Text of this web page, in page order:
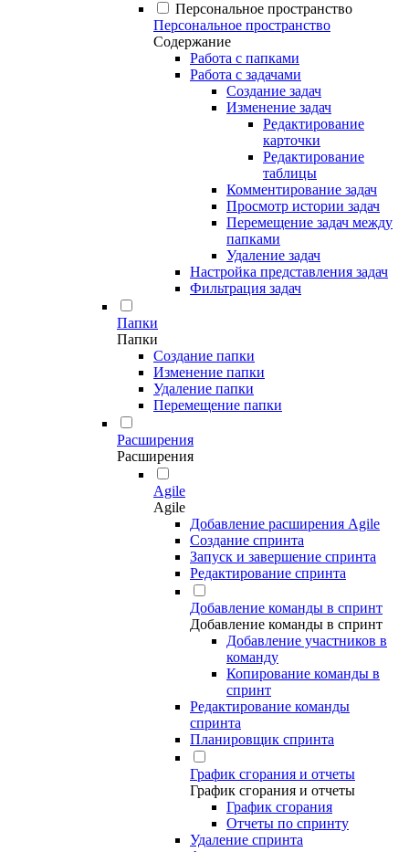
Персональное пространство
Персональное пространство
Содержание
Работа с папками
Работа с задачами
Создание задач
Изменение задач
Редактирование
карточки
Редактирование
таблицы
Комментирование задач
Просмотр истории задач
Перемещение задач между
папками
Удаление задач
Настройка представления задач
Фильтрация задач
Папки
Папки
Создание папки
Изменение папки
Удаление папки
Перемещение папки
Расширения
Расширения
Agile
Agile
Добавление расширения Agile
Создание спринта
Запуск и завершение спринта
Редактирование спринта
Добавление команды в спринт
Добавление команды в спринт
Добавление участников в
команду
Копирование команды в
спринт
Редактирование команды
спринта
Планировщик спринта
График сгорания и отчеты
График сгорания и отчеты
График сгорания
Отчеты по спринту
Удаление спринта